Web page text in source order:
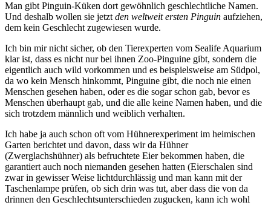
Man gibt Pinguin-Küken dort gewöhnlich geschlechtliche Namen.
Und deshalb wollen sie jetztden weltweit ersten Pinguin aufziehen,
dem kein Geschlecht zugewiesen wurde.
Ich bin mir nicht sicher, ob den Tierexperten vom Sealife Aquarium
klar ist, dass es nicht nur bei ihnen Zoo-Pinguine gibt, sondern die
eigentlich auch wild vorkommen und es beispielsweise am Südpol,
da wo kein Mensch hinkommt, Pinguine gibt, die noch nie einen
Menschen gesehen haben, oder es die sogar schon gab, bevor es
Menschen überhaupt gab, und die alle keine Namen haben, und die
sich trotzdem männlich und weiblich verhalten.
Ich habe ja auch schon oft vom Hühnerexperiment im heimischen
Garten berichtet und davon, dass wir da Hühner
(Zwerglachshühner) als befruchtete Eier bekommen haben, die
garantiert auch noch niemanden gesehen hatten (Eierschalen sind
zwar in gewisser Weise lichtdurchlässig und man kann mit der
Taschenlampe prüfen, ob sich drin was tut, aber dass die von da
drinnen den Geschlechtsunterschieden zugucken, kann ich wohl